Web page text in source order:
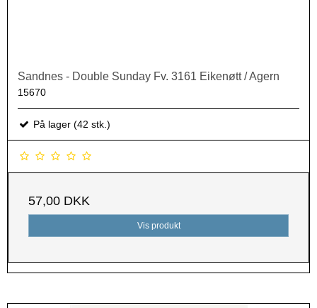
Sandnes - Double Sunday Fv. 3161 Eikenøtt / Agern
15670
På lager (42 stk.)
57,00 DKK
Vis produkt